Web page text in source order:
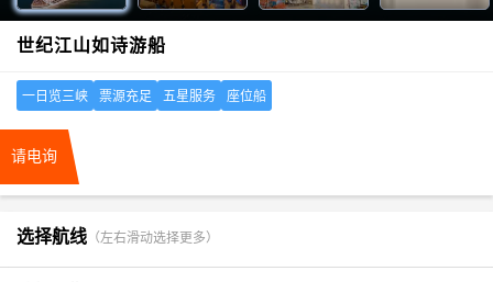
世纪江山如诗游船
一日览三峡 票源充足 五星服务 座位船
请电询
选择航线 （左右滑动选择更多）